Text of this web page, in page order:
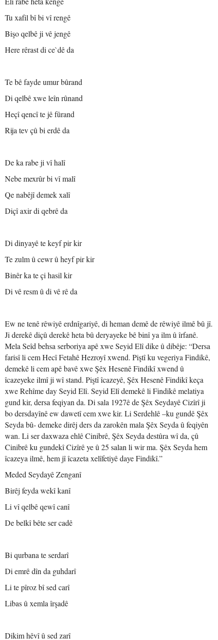
Tu xafil bî bi vî rengê
Bişo qelbê ji vê jengê
Here rêrast di ce`dê da
Te bê fayde umur bûrand
Di qelbê xwe leîn rûnand
Heçî qencî te jê fûrand
Rija tev çû bi erdê da
De ka rabe ji vî halî
Nebe mexrûr bi vî malî
Qe nabêjî demek xalî
Diçî axir di qebrê da
Di dinyayê te keyf pir kir
Te zulm û cewr û heyf pir kir
Binêr ka te çi hasil kir
Di vê resm û di vê rê da
Ew ne tenê rêwiyê erdnîgariyê, di heman demê de rêwiyê ilmê bû jî.
Ji derekê diçû derekê heta bû deryayeke bê binî ya ilm û îrfanê.
Mela Seîd behsa serboriya apê xwe Seyid Elî dike û dibêje: “Dersa
farisî li cem Hecî Fetahê Hezroyî xwend. Piştî ku vegeriya Findikê,
demekê li cem apê bavê xwe Şêx Hesenê Findikî xwend û
îcazeyeke ilmî ji wî stand. Piştî îcazeyê, Şêx Hesenê Findikî keça
xwe Rehîme day Seyid Elî. Seyid Elî demekê li Findikê melatiya
gund kir, dersa feqiyan da. Di sala 1927ê de Şêx Seydayê Cizîrî ji
bo dersdayînê ew dawetî cem xwe kir. Li Serdehlê –ku gundê Şêx
Seyda bû- demeke dirêj ders da zarokên mala Şêx Seyda û feqiyên
wan. Li ser daxwaza ehlê Cinibrê, Şêx Seyda destûra wî da, çû
Cinibrê ku gundekî Cizîrê ye û 25 salan li wir ma. Şêx Seyda hem
îcazeya ilmê, hem jî îcazeta xelîfetiyê daye Findikî.”
Meded Seydayê Zenganî
Birêj feyda wekî kanî
Li vî qelbê qewî canî
De belkî bête ser cadê
Bi qurbana te serdarî
Di emrê dîn da guhdarî
Li te pîroz bî sed carî
Libas û xemla îrşadê
Dikim hêvî û sed zarî